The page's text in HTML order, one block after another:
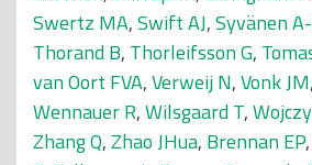
Swertz MA,Swift AJ,Syvänen
Thorand B, Thorleifsson G,
van Oort FVA,Verweij N,Vonk JM,
Wennauer R,Wilsgaard T,
Zhang Q,Zhao JHua, Brennan EP,